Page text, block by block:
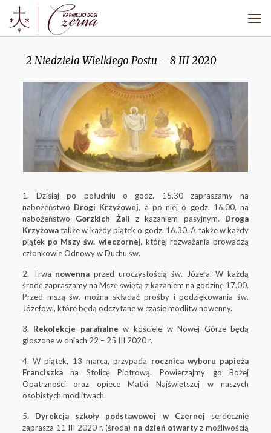
2 Niedziela Wielkiego Postu – 8 III 2020
1. Dzisiaj po południu o godz. 15.30 zapraszamy na
nabożeństwo Drogi Krzyżowej, a po niej o godz. 16.00, na
nabożeństwo Gorzkich Żali z kazaniem pasyjnym. Droga
Krzyżowatakże w każdy piątek o godz. 16.30. A także w każdy
piątek po Mszy św. wieczornej, której rozważania prowadzą
członkowie Odnowy w Duchu św.
2. Trwa nowenna przed uroczystością św. Józefa. W każdą
środę zapraszamy na Mszę świętą z kazaniem na godzinę 17.00.
Przed mszą św. można składać prośby i podziękowania św.
Józefowi, które będą odczytane w czasie modlitw nowenny.
3. Rekolekcje parafialnew kościele w Nowej Górze będą
głoszone w dniach 22 – 25 III 2020 r.
4. W piątek, 13 marca, przypada rocznica wyboru papieża
Franciszkana Stolicę Piotrową. Powierzajmy go Bożej
Opatrzności oraz opiece Matki Najświętszej w naszych
osobistych modlitwach.
5. Dyrekcja szkoły podstawowej w Czernej serdecznie
zaprasza 11 III 2020 r. (środa) na dzień otwartyz możliwością